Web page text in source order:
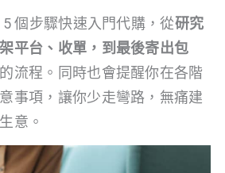
個步驟快速入門代購，從研究
平台、收單，到最後寄出包
流程。同時也會提醒你在各階
事項，讓你少走彎路，無痛建
意。